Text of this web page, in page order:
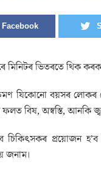
মিনিটৰ ভিতৰতে থিক
বয়সৰ লোকৰ
বিষ, অস্বস্তি, আনকি
চিকিৎসকৰ প্ৰয়োজন
জনাম।